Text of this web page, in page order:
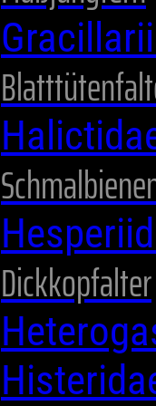
Dickkopfalter